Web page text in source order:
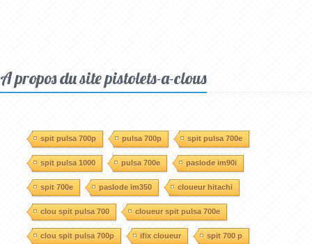
A propos du site pistolets-a-clous
spit pulsa 700p pulsa 700p spit pulsa 700e
spit pulsa 1000 pulsa 700e paslode im90i
spit 700e paslode im350 cloueur hitachi
clou spit pulsa 700 cloueur spit pulsa 700e
clou spit pulsa 700p ifix cloueur spit 700 p